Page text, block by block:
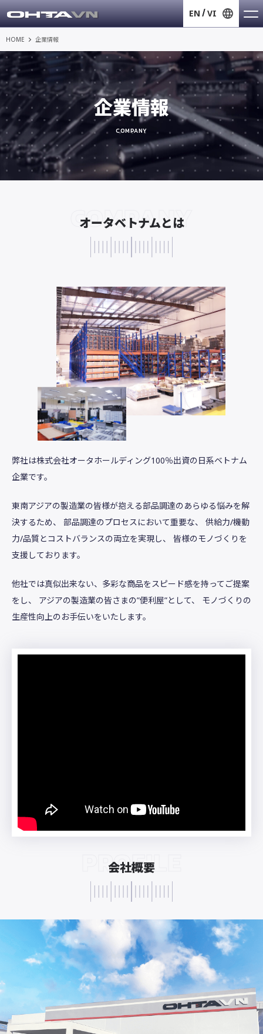
EN VI
HOME 企業情報
企業情報
COMPANY
COMPANY
オータベトナムとは
弊社は株式会社オータホールディング100％出資の日系ベトナム
企業です。
東南アジアの製造業の皆様が抱える部品調達のあらゆる悩みを解
決するため、
部品調達のプロセスにおいて重要な、
供給力/機動
力/品質とコストバランスの両立を実現し、
皆様のモノづくりを
支援しております。
他社では真似出来ない、多彩な商品をスピード感を持ってご提案
をし、
アジアの製造業の皆さまの”便利屋”として、
モノづくりの
生産性向上のお手伝いをいたします。
PROFILE
会社概要